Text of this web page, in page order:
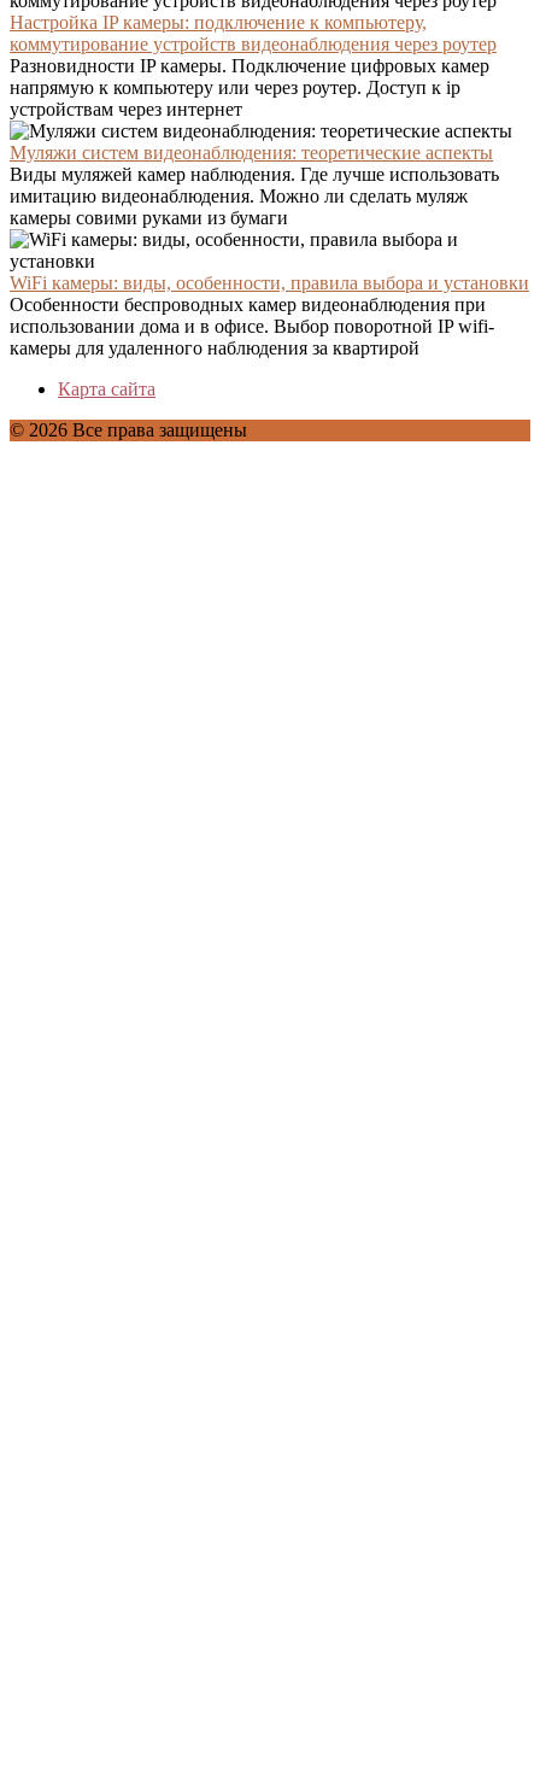
Настройка IP камеры: подключение к компьютеру,
коммутирование устройств видеонаблюдения через роутер
Разновидности IP камеры. Подключение цифровых камер
напрямую к компьютеру или через роутер. Доступ к ip
устройствам через интернет
Муляжи систем видеонаблюдения: теоретические аспекты
Виды муляжей камер наблюдения. Где лучше использовать
имитацию видеонаблюдения. Можно ли сделать муляж
камеры совими руками из бумаги
WiFi камеры: виды, особенности, правила выбора и установки
Особенности беспроводных камер видеонаблюдения при
использовании дома и в офисе. Выбор поворотной IP wifi-
камеры для удаленного наблюдения за квартирой
Карта сайта
© 2026 Все права защищены